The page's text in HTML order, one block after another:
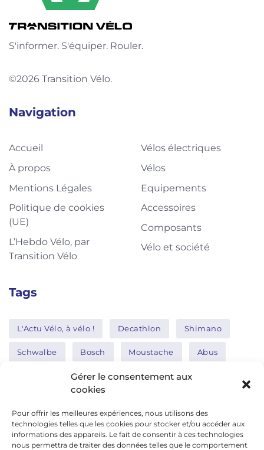
Gérer le consentement aux
cookies
Pour offrir les meilleures expériences, nous utilisons des
technologies telles que les cookies pour stocker et/ou accéder aux
informations des appareils. Le fait de consentir à ces technologies
nous permettra de traiter des données telles que le comportement
S'informer. S'équiper. Rouler.
©2026 Transition Vélo.
Navigation
Accueil
À propos
Mentions Légales
Politique de cookies
(UE)
L’Hebdo Vélo, par
Transition Vélo
Vélos électriques
Vélos
Equipements
Accessoires
Composants
Vélo et société
Tags
L'Actu Vélo, à vélo ! Decathlon Shimano
Schwalbe Bosch Moustache Abus
Thule Nakamura
Réseaux sociaux